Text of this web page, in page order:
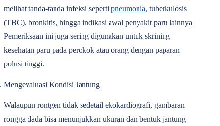
melihat tanda-tanda infeksi seperti pneumonia, tuberkulosis
(TBC), bronkitis, hingga indikasi awal penyakit paru lainnya.
Pemeriksaan ini juga sering digunakan untuk skrining
kesehatan paru pada perokok atau orang dengan paparan
polusi tinggi.
Mengevaluasi Kondisi Jantung
Walaupun rontgen tidak sedetail ekokardiografi, gambaran
rongga dada bisa menunjukkan ukuran dan bentuk jantung